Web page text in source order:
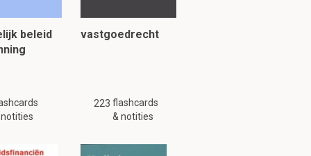
beleid
vastgoedrecht
223 flashcards
& notities